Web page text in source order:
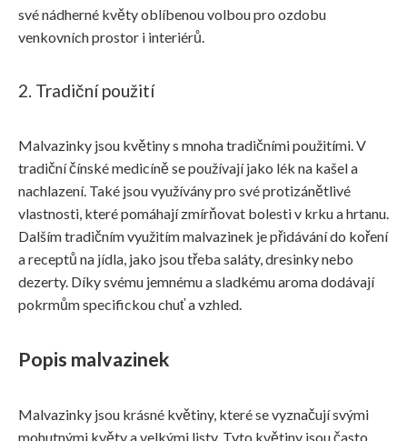
své nádherné květy oblíbenou volbou pro ozdobu
venkovních prostor i interiérů.
2. Tradiční použití
Malvazinky jsou květiny s mnoha tradičními použitími. V
tradiční čínské medicíně se používají jako lék na kašel a
nachlazení. Také jsou využívány pro své protizánětlivé
vlastnosti, které pomáhají zmírňovat bolesti v krku a hrtanu.
Dalším tradičním využitím malvazinek je přidávání do koření
a receptů na jídla, jako jsou třeba saláty, dresinky nebo
dezerty. Díky svému jemnému a sladkému aroma dodávají
pokrmům specifickou chuť a vzhled.
Popis malvazinek
Malvazinky jsou krásné květiny, které se vyznačují svými
mohutnými květy a velkými listy. Tyto květiny jsou často